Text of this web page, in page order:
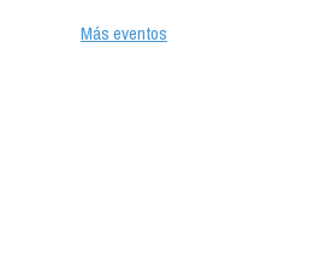
Más eventos